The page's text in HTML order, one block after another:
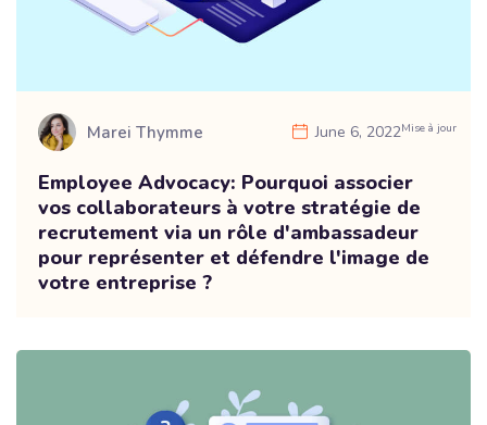
Marei Thymme June 6, 2022Mise à jour
Employee Advocacy: Pourquoi associer
vos collaborateurs à votre stratégie de
recrutement via un rôle d'ambassadeur
pour représenter et défendre l'image de
votre entreprise ?